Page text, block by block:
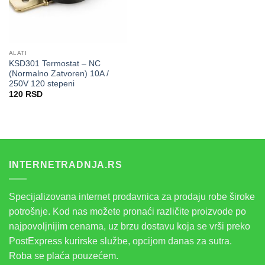
ALATI
KSD301 Termostat – NC
(Normalno Zatvoren) 10A /
250V 120 stepeni
120 RSD
INTERNETRADNJA.RS
Specijalizovana internet prodavnica za prodaju robe široke
potrošnje. Kod nas možete pronaći različite proizvode po
najpovoljnijim cenama, uz brzu dostavu koja se vrši preko
PostExpress kurirske službe, opcijom danas za sutra.
Roba se plaća pouzećem.